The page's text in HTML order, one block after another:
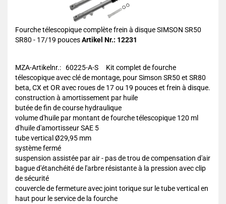
Fourche télescopique complète frein à disque SIMSON SR50
SR80 - 17/19 poucesArtikel Nr.: 12231
MZA-Artikelnr.: 60225-A-S Kit complet de fourche
télescopique avec clé de montage, pour Simson SR50 et SR80
beta, CX et OR avec roues de 17 ou 19 pouces et frein à disque.
construction à amortissement par huile
butée de fin de course hydraulique
volume d'huile par montant de fourche télescopique 120 ml
d'huile d'amortisseur SAE 5
tube vertical Ø29,95 mm
système fermé
suspension assistée par air - pas de trou de compensation d'air
bague d'étanchéité de l'arbre résistante à la pression avec clip
de sécurité
couvercle de fermeture avec joint torique sur le tube vertical en
haut pour le service de la fourche